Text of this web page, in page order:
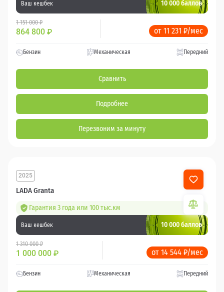
Ваш кешбек 10 000 баллов
1 151 000 ₽
864 800 ₽ от 11 231 ₽/мес
Бензин Механическая Передний
Сравнить
Подробнее
Перезвоним за минуту
LADA Granta
2025
Гарантия 3 года или 100 тыс.км
Ваш кешбек 10 000 баллов
1 310 000 ₽
1 000 000 ₽ от 14 544 ₽/мес
Бензин Механическая Передний